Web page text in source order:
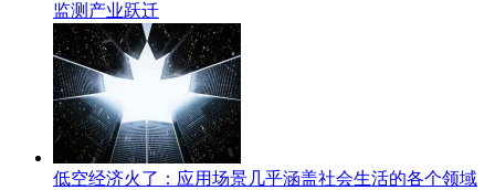
监测产业跃迁
低空经济火了：应用场景几乎涵盖社会生活的各个领域